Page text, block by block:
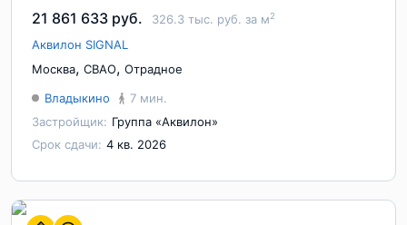
21 861 633 руб.
326.3 тыс. руб. за м2
Аквилон SIGNAL
Москва, СВАО, Отрадное
Владыкино
7 мин.
Застройщик: Группа «Аквилон»
Срок сдачи: 4 кв. 2026